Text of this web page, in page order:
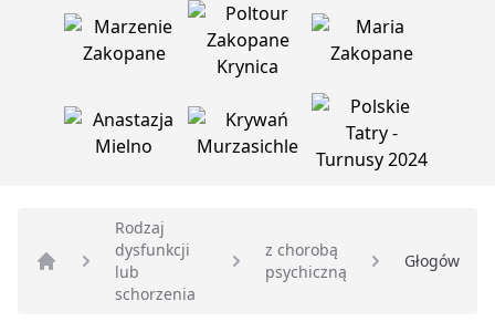
Strona główna
Rodzaj
dysfunkcji
lub
schorzenia
z chorobą
psychiczną
Głogów